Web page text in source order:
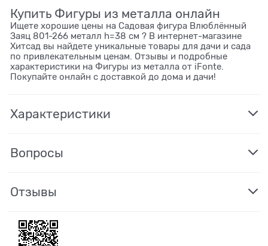
Купить Фигуры из металла онлайн
Ищете хорошие цены на Садовая фигура Влюблённый
Заяц 801-266 металл h=38 см ? В интернет-магазине
Хитсад вы найдете уникальные товары для дачи и сада
по привлекательным ценам. Отзывы и подробные
характеристики на Фигуры из металла от iFonte.
Покупайте онлайн с доставкой до дома и дачи!
Характеристики
Вопросы
Отзывы